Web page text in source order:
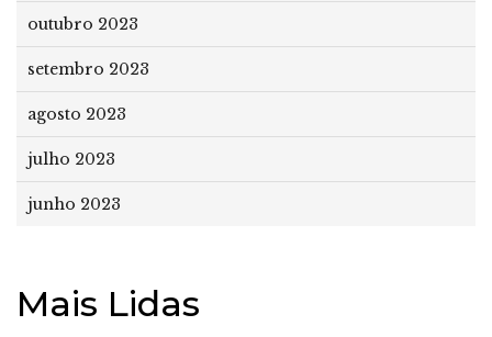
outubro 2023
setembro 2023
agosto 2023
julho 2023
junho 2023
Mais Lidas